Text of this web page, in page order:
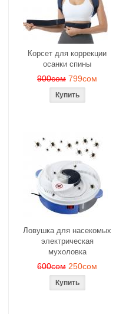
Корсет для коррекции
осанки спины
900сом 799сом
Ловушка для насекомых
электрическая
мухоловка
600сом 250сом